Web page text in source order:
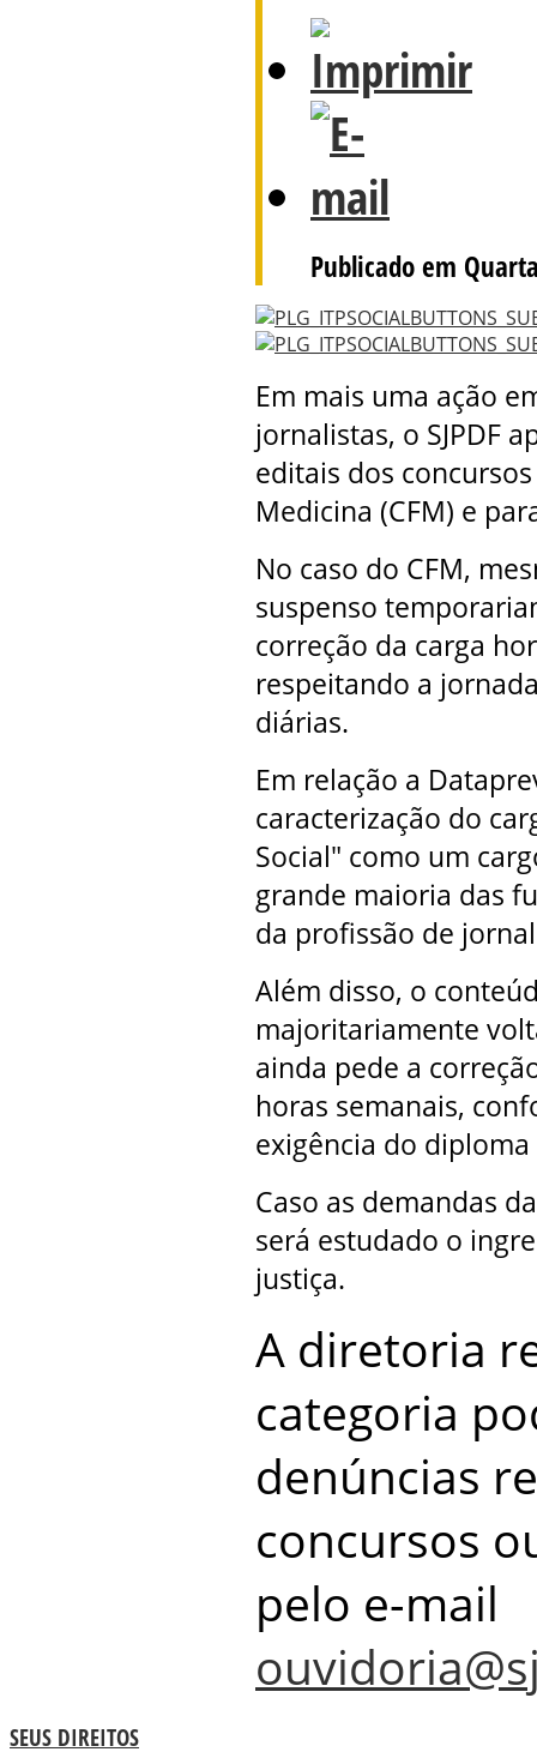
Publicado em
Em mais uma ação
jornalistas, o SJPDF
editais dos
Medicina (CFM) e
No caso do CFM,
suspenso
correção da carga
respeitando a
diárias.
Em relação a
caracterização do
Social" como um
grande maioria das
da profissão de
Além disso, o
majoritariamente
ainda pede a
horas semanais,
exigência do
Caso as demandas
será estudado o
justiça.
A diretoria
categoria
denúncias
concursos
pelo e-mail
SEUS DIREITOS